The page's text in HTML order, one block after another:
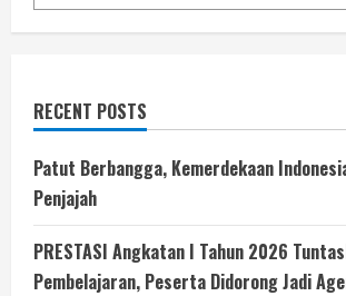
RECENT POSTS
Patut Berbangga, Kemerdekaan
Penjajah
PRESTASI Angkatan I Tahun 2026
Pembelajaran, Peserta Didorong Jadi